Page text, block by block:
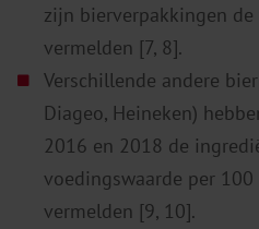
zijn bierverpakkingen
vermelden [7, 8].
Verschillende andere
Diageo, Heineken)
2016 en 2018 de
voedingswaarde per
vermelden [9, 10].